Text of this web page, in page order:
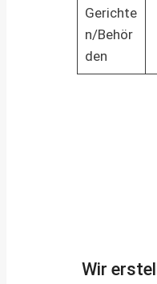
Gerichte
n/Behör
den
Wir